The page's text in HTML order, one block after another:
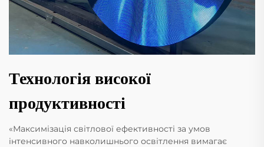
Технологія високої
продуктивності
«Максимізація світлової ефективності за умов
інтенсивного навколишнього освітлення вимагає